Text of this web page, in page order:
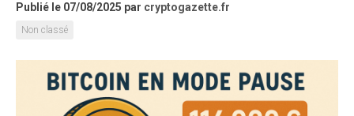
Publié le 07/08/2025 par cryptogazette.fr
Non classé